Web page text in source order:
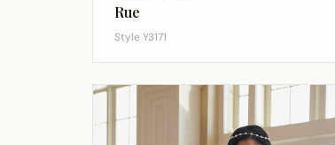
Rue
Style Y3171